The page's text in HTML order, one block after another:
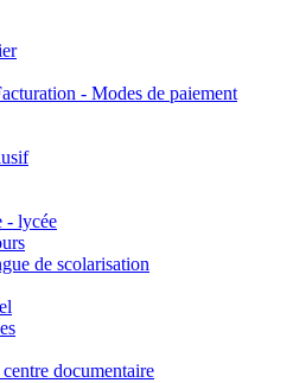
- Modes de paiement
- lycée
de scolarisation
documentaire